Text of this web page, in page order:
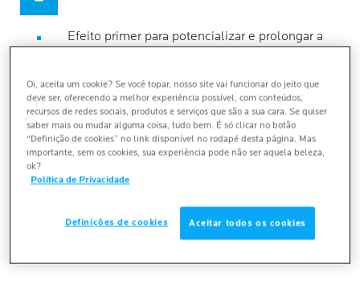
Efeito primer para potencializar e prolongar a
maquiagem e efeito blur que disfarça poros e
Preenche a pele e reduz linhas finas. Controla a
oleosidade e hidrata a pele o dia todo.
Textura ultraleve, refrescante e oil-free com
rápida absorção.
Para todos os tipos de pele, especialmente as
Oi, aceita um cookie? Se você topar, nosso site vai funcionar do jeito que
deve ser, oferecendo a melhor experiência possível, com conteúdos,
recursos de redes sociais, produtos e serviços que são a sua cara. Se quiser
saber mais ou mudar alguma coisa, tudo bem. É só clicar no botão
“Definição de cookies” no link disponível no rodapé desta página. Mas
importante, sem os cookies, sua experiência pode não ser aquela beleza,
ok?
Política de Privacidade
Definições de cookies Aceitar todos os cookies